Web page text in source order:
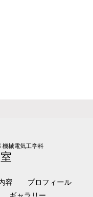
機械電気工学科
容
プロフィール
ギャラリー